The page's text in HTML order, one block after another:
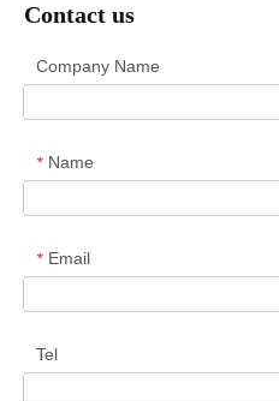
Contact us
Company Name
* Name
* Email
Tel